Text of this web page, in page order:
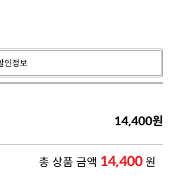
인정보
14,400원
총 상품 금액 14,400원